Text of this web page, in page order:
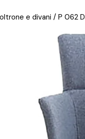
e divani / P 062 D